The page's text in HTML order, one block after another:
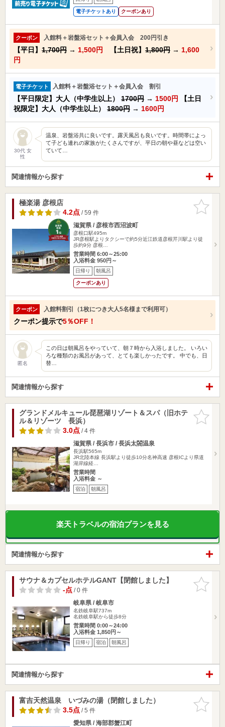
電子チケットあり クーポンあり
クーポン 入館料＋岩盤浴セット＋会員入会 200円引き
【平日】 1,700円 → 1,500円 【土日祝】 1,800円 → 1,600
円
電子チケット 入館料＋岩盤浴セット＋会員入会 割引
【平日限定】大人（中学生以上） 1700円 → 1500円
【土日
祝限定】大人（中学生以上） 1800円 → 1600円
30代 女
性
温泉、岩盤浴共に良いです。露天風呂も良いです。時間帯によっ
て子ども連れの家族がたくさんですが、平日の朝や昼などは空い
ていて…
関連情報から探す
お気に入
りに追加
極楽湯 彦根店
4.2点/ 59 件
滋賀県 / 彦根市西沼波町
彦根口駅495m
JR彦根駅よりタクシーで約5分近江鉄道彦根芹川駅より徒
歩約9分 彦根…
営業時間 6:00～25:00
入浴料金 950円～
日帰り 朝風呂
クーポンあり
クーポン 入館料割引（1枚につき大人5名様まで利用可）
クーポン提示で5％OFF！
匿名
この日は朝風呂をやっていて、朝７時から入浴しました。 いろい
ろな種類のお風呂があって、とても楽しかったです。 中でも、日
替…
関連情報から探す
お気に入
りに追加
グランドメルキュール琵琶湖リゾート＆スパ（旧ホテ
ル＆リゾーツ 長浜）
3.0点/ 4 件
滋賀県 / 長浜市 / 長浜太閤温泉
長浜駅565m
JR北陸本線 長浜駅より徒歩10分名神高速 彦根ICより県道
湖岸線経…
営業時間
入浴料金 ～
宿泊 朝風呂
楽天トラベルの宿泊プランを見る
関連情報から探す
お気に入
りに追加
サウナ＆カプセルホテルGANT【閉館しました】
-点/ 0 件
岐阜県 / 岐阜市
名鉄岐阜駅737m
名鉄岐阜駅から徒歩8分
営業時間 0:00～24:00
入浴料金 1,850円～
日帰り 宿泊 朝風呂
関連情報から探す
お気に入
りに追加
富吉天然温泉 いづみの湯（閉館しました）
3.5点/ 5 件
愛知県 / 海部郡蟹江町